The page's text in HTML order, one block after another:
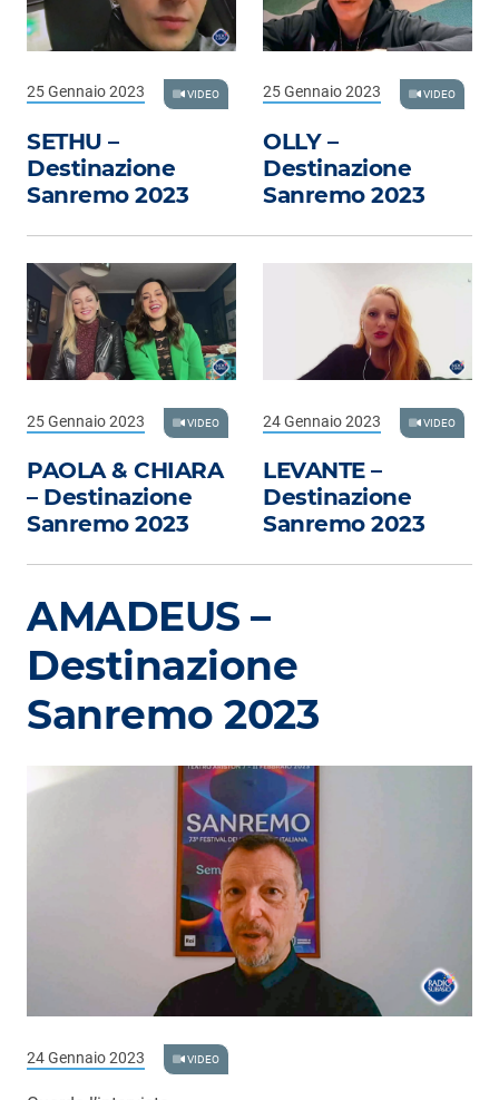
Foto
Radio Subasio Music Club
Sanremo 2026
News
Musica
Cultura
Costume
Extra
Eventi
SETHU –
Destinazione
Sanremo 2023
25 Gennaio 2023 VIDEO
OLLY –
Destinazione
Sanremo 2023
25 Gennaio 2023 VIDEO
PAOLA & CHIARA
– Destinazione
Sanremo 2023
25 Gennaio 2023 VIDEO
LEVANTE –
Destinazione
Sanremo 2023
24 Gennaio 2023 VIDEO
AMADEUS –
Destinazione
Sanremo 2023
24 Gennaio 2023 VIDEO